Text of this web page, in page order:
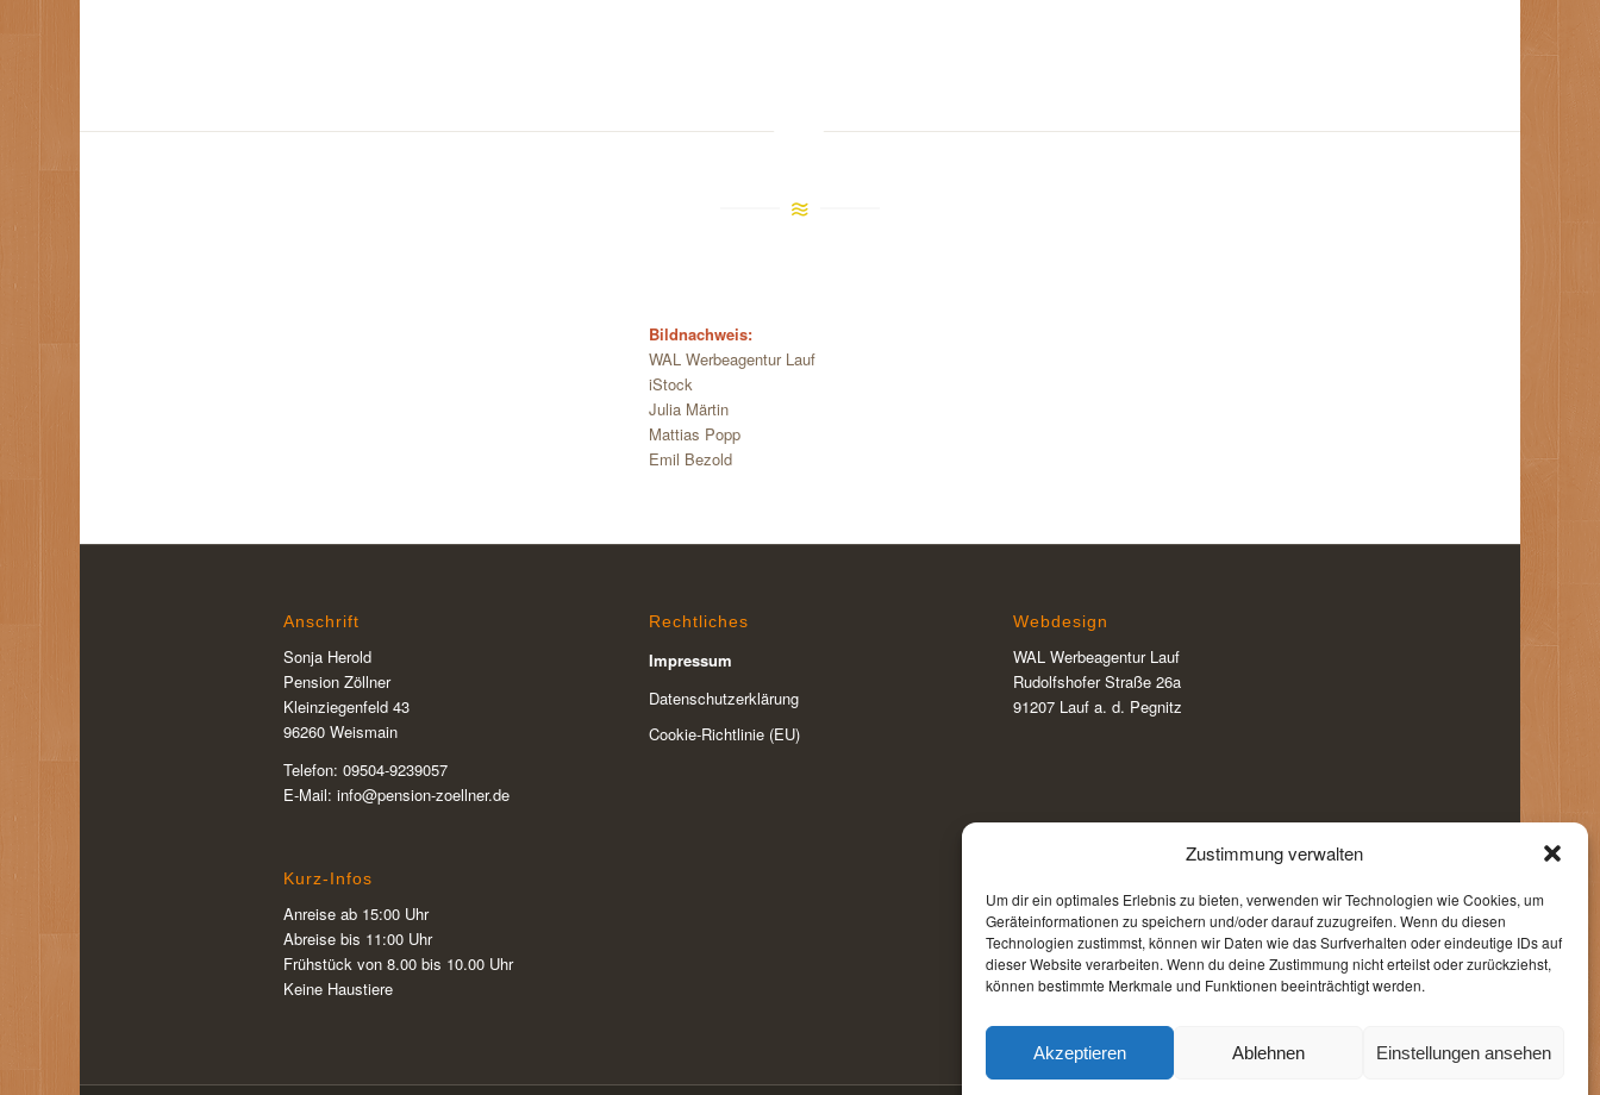
Zustimmung verwalten
Um dir ein optimales Erlebnis zu bieten, verwenden wir Technologien wie Cookies, um
Geräteinformationen zu speichern und/oder darauf zuzugreifen. Wenn du diesen
Technologien zustimmst, können wir Daten wie das Surfverhalten oder eindeutige IDs auf
dieser Website verarbeiten. Wenn du deine Zustimmung nicht erteilst oder zurückziehst,
können bestimmte Merkmale und Funktionen beeinträchtigt werden.
Akzeptieren Ablehnen Einstellungen ansehen
Bildnachweis:
WAL Werbeagentur Lauf
iStock
Julia Märtin
Mattias Popp
Emil Bezold
Anschrift
Sonja Herold
Pension Zöllner
Kleinziegenfeld 43
96260 Weismain
Telefon: 09504-9239057
E-Mail: info@pension-zoellner.de
Kurz-Infos
Anreise ab 15:00 Uhr
Abreise bis 11:00 Uhr
Frühstück von 8.00 bis 10.00 Uhr
Keine Haustiere
Rechtliches
Impressum
Datenschutzerklärung
Cookie-Richtlinie (EU)
Webdesign
WAL Werbeagentur Lauf
Rudolfshofer Straße 26a
91207 Lauf a. d. Pegnitz